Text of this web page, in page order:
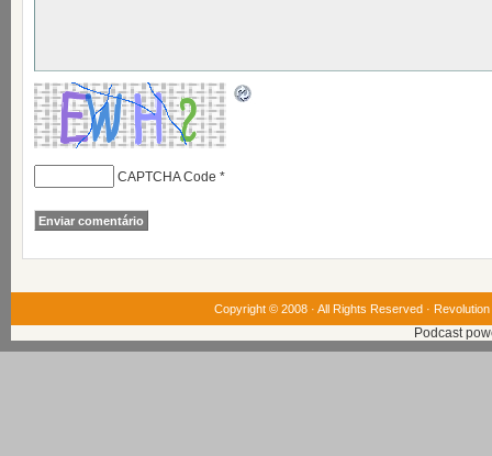
CAPTCHA Code *
Copyright © 2008 · All Rights Reserved ·
Podcast